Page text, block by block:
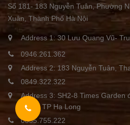
Số 181- 183 Nguyễn Tuân, Phường
Xuân, Thành Phố Hà Nội
Address 1: 30 Lưu Quang Vũ-
0946.261.362
Address 2: 183 Nguyễn Tuân,
0849.322.322
Address 3: SH2-8 Times Garden
Đằng, TP Hạ Long
0855.755.222